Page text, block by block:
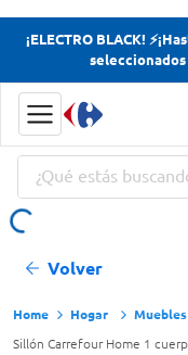
¡ELECTRO BLACK!
seleccionados
¿Qué estás buscando hoy?
Volver
Hogar Muebles
Sillón Carrefour Home 1
Términos
Yerba
Cerveza
Doves
Términos
Cerveza
Doves
Jabon Tocador